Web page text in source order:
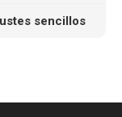
sencillos